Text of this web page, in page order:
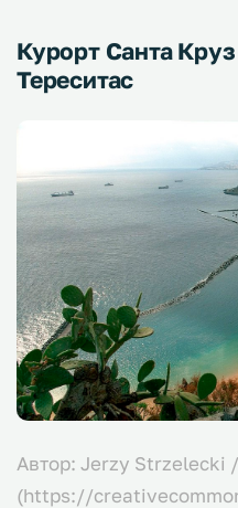
Курорт Санта
Тереситас
Автор: Jerzy Strzelecki /
(https://